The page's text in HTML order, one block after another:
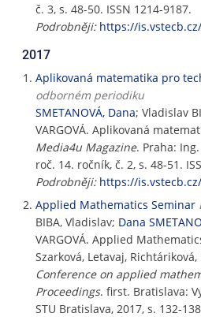
č. 3, s. 48-50. ISSN 1214-9187.
Podrobněji: https://
2017
Aplikovaná matematika pro
odborném periodiku
SMETANOVÁ, Dana; Vladislav
VARGOVÁ. Aplikovaná
Media4u Magazine. Praha:
roč. 14. ročník, č. 2, s. 48-51.
Podrobněji: https://
Applied Mathematics Seminar
BIBA, Vladislav; Dana
VARGOVÁ. Applied
Szarková, Letavaj, Richtáriková,
Conference on applied
Proceedings. first. Bratislava:
STU Bratislava, 2017, s. 132-